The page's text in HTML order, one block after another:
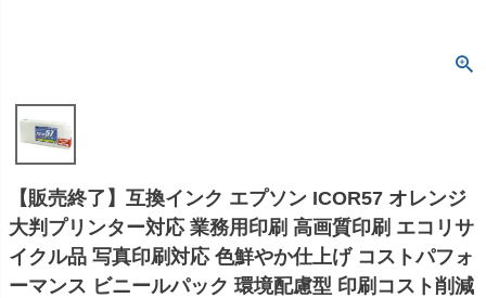
【販売終了】互換インク エプソン ICOR57 オレンジ
大判プリンター対応 業務用印刷 高画質印刷 エコリサ
イクル品 写真印刷対応 色鮮やか仕上げ コストパフォ
ーマンス ビニールパック 環境配慮型 印刷コスト削減